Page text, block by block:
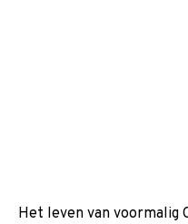
Het leven van voormalig